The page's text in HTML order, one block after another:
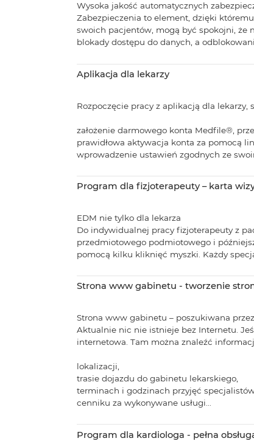
Wysoka jakość automatycznych
Zabezpieczenia to element, dzięki
swoich pacjentów, mogą być spokojni, że
blokady dostępu do danych, a
Aplikacja dla lekarzy
Rozpoczęcie pracy z aplikacją dla
założenie darmowego konta Medfile®,
prawidłowa aktywacja konta za pomocą
wprowadzenie ustawień zgodnych ze
Program dla fizjoterapeuty – karta
EDM nie tylko dla lekarza
Do indywidualnej pracy fizjoterapeuty z
przedmiotowego podmiotowego i
pomocą kilku kliknięć myszki. Każdy
Strona www gabinetu - tworzenie
Strona www gabinetu – poszukiwana
Aktualnie nic nie istnieje bez Internetu.
internetowa. Tam można znaleźć
lokalizacji,
trasie dojazdu do gabinetu lekarskiego,
terminach i godzinach przyjęć
cenniku za wykonywane usługi...
Program dla kardiologa - pełna